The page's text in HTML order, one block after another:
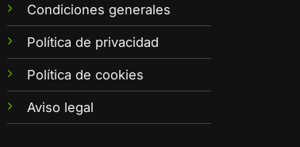
Condiciones generales
Política de privacidad
Política de cookies
Aviso legal